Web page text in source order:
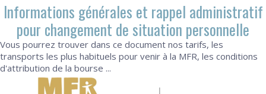
Informations générales et rappel administratif
pour changement de situation personnelle
Vous pourrez trouver dans ce document nos tarifs, les
transports les plus habituels pour venir à la MFR, les conditions
d'attribution de la bourse ...